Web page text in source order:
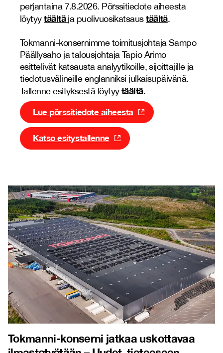
perjantaina 7.8.2026. Pörssitiedote aiheesta
löytyytäältäja puolivuosikatsaustäältä.
Tokmanni-konsernimme toimitusjohtaja Sampo
Päällysaho ja talousjohtaja Tapio Arimo
esittelivät katsausta analyytikoille, sijoittajille ja
tiedotusvälineille englanniksi julkaisupäivänä.
Tallenne esityksestä löytyytäältä.
Lue pörssitiedote aiheesta
Katso esitystallenne
Tokmanni-konserni jatkaa uskottavaa